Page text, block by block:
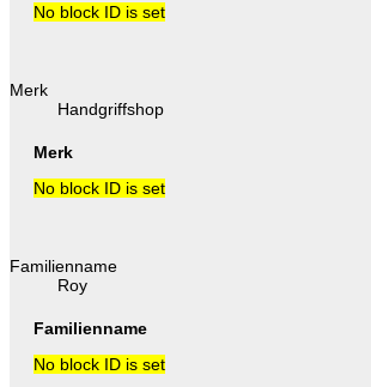
No block ID is set
Merk
Handgriffshop
Merk
No block ID is set
Familienname
Roy
Familienname
No block ID is set